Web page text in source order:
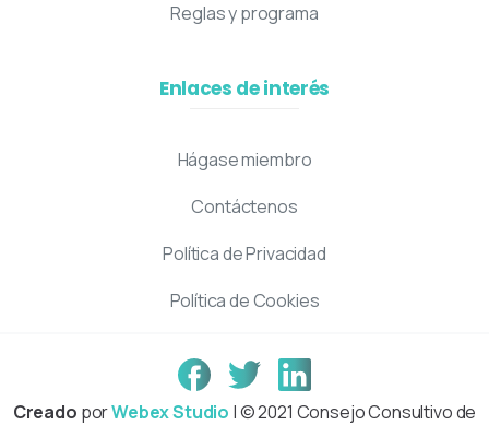
Reglas y programa
Enlaces de interés
Hágase miembro
Contáctenos
Política de Privacidad
Política de Cookies
Creado porWebex Studio | © 2021 Consejo Consultivo de